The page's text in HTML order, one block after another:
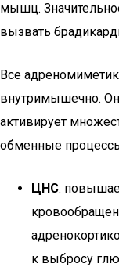
мышц.
вызвать
Все
внутримышечно.
активирует
обменные
ЦНС:
к выбросу